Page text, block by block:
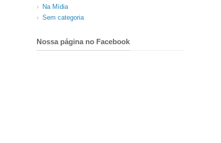
Na Mídia
Sem categoria
Nossa página no Facebook